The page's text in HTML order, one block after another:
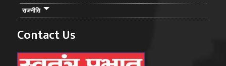
राजनीति
Contact Us